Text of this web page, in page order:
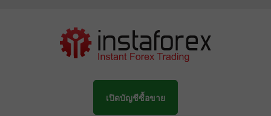
เปิดบัญชีซื้อขาย